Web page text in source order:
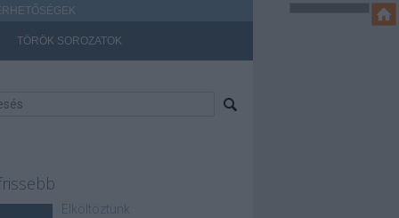
TÖRÖK SOROZATOK
Elköltöztünk